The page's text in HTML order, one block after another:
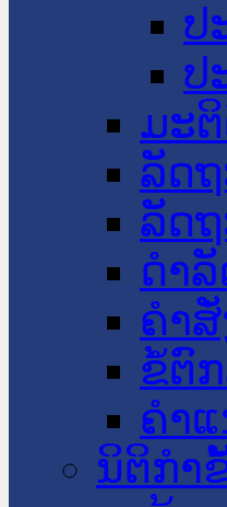
ປ
ປ
ມະ
ລັດ
ລັດ
ດໍາ
ຄໍາສັ່
ຂໍ້ຕົ
ຄໍາ
ນິຕິກຳ